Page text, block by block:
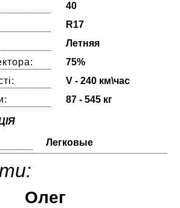
40
R17
Летняя
75%
V - 240 км\час
87 - 545 кг
Легковые
Олег